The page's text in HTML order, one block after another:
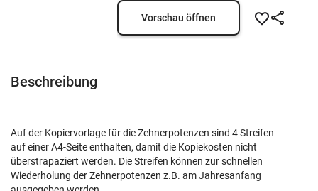
Vorschau öffnen
Beschreibung
Auf der Kopiervorlage für die Zehnerpotenzen sind 4 Streifen
auf einer A4-Seite enthalten, damit die Kopiekosten nicht
überstrapaziert werden. Die Streifen können zur schnellen
Wiederholung der Zehnerpotenzen z.B. am Jahresanfang